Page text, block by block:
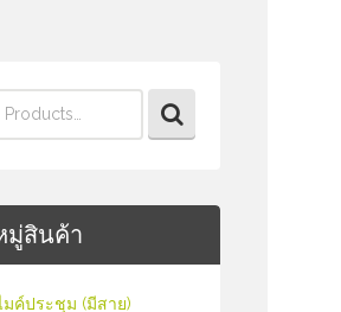
มู่สินค้า
ค์ประชุม (มีสาย)